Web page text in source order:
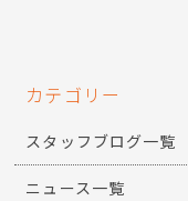
カテゴリー
スタッフブログ一覧
ニュース一覧